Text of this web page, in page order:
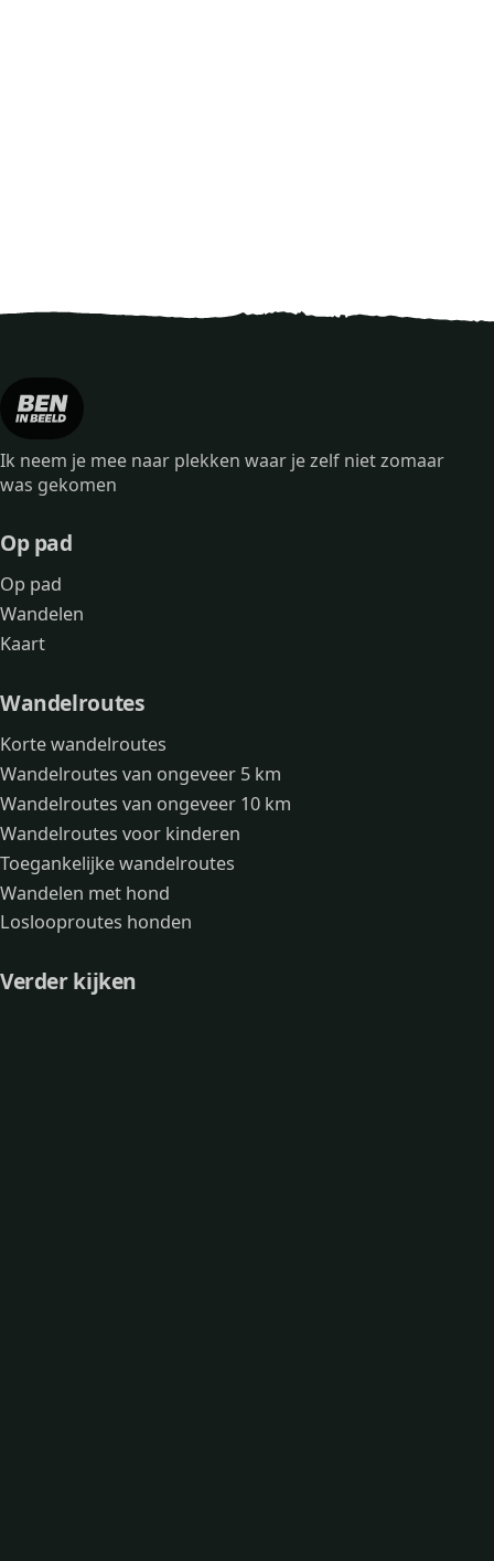
Ik neem je mee naar plekken waar je zelf niet zomaar
was gekomen
Op pad
Op pad
Wandelen
Kaart
Wandelroutes
Korte wandelroutes
Wandelroutes van ongeveer 5 km
Wandelroutes van ongeveer 10 km
Wandelroutes voor kinderen
Toegankelijke wandelroutes
Wandelen met hond
Loslooproutes honden
Verder kijken